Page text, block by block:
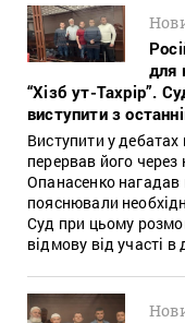
для
“Хізб ут-Тахрір”.
виступити з
Виступити у дебатах
перервав його
Опанасенко
пояснювали
Суд при цьому
відмову від участі в